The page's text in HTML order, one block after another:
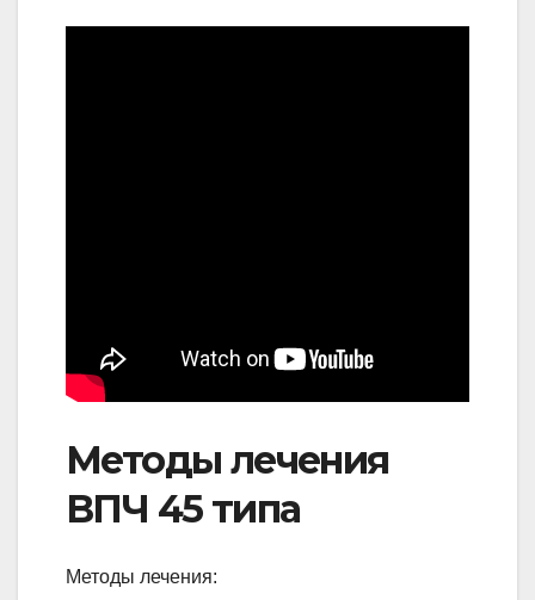
Методы лечения
ВПЧ 45 типа
Методы лечения: